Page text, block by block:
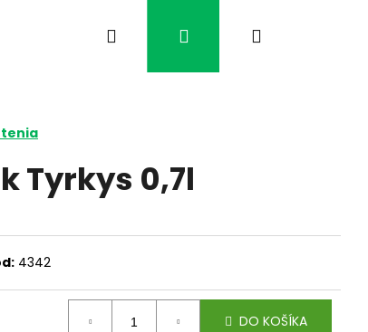
ČO VÁS TRÁPI?
Hľadať Prihlásenie
Tyrkys 0,7l
4342
DO KOŠÍKA